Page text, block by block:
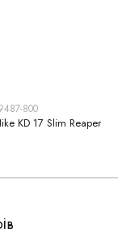
800
KD 17 Slim Reaper